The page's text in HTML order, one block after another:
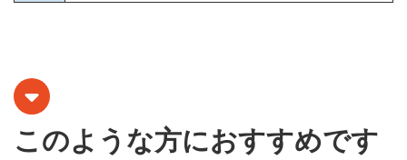
このような方におすすめです